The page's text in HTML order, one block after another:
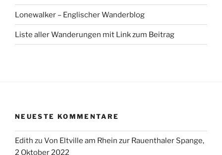
Lonewalker – Englischer Wanderblog
Liste aller Wanderungen mit Link zum Beitrag
NEUESTE KOMMENTARE
Edith zu Von Eltville am Rhein zur Rauenthaler Spange,
2 Oktober 2022